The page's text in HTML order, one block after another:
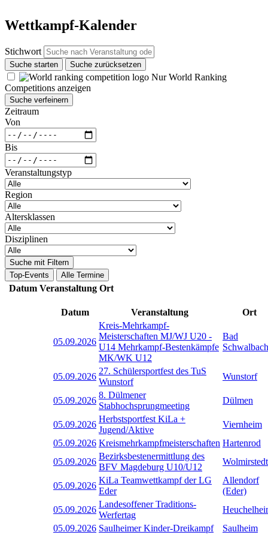
Wettkampf-Kalender
Stichwort
Suche starten Suche zurücksetzen
Nur World Ranking
Competitions anzeigen
Suche verfeinern
Zeitraum
Von
Bis
Veranstaltungstyp
Region
Altersklassen
Disziplinen
Suche mit Filtern
Top-Events
Alle Termine
Datum Veranstaltung Ort
Datum Veranstaltung Ort
05.09.2026
Kreis-Mehrkampf-
Meisterschaften MJ/WJ U20 -
U14 Mehrkampf-Bestenkämpfe
MK/WK U12
Bad
Schwalbach
05.09.2026
27. Schülersportfest des TuS
Wunstorf
Wunstorf
05.09.2026
8. Dülmener
Stabhochsprungmeeting
Dülmen
05.09.2026
Herbstsportfest KiLa +
Jugend/Aktive
Viernheim
05.09.2026 Kreismehrkampfmeisterschaften Hartenrod
05.09.2026
Bezirksbestenermittlung des
BFV Magdeburg U10/U12
Wolmirstedt
05.09.2026
KiLa Teamwettkampf der LG
Eder
Allendorf
(Eder)
05.09.2026
Landesoffener Traditions-
Werfertag
05.09.2026 Saulheimer Kinder-Dreikampf
Saulheim